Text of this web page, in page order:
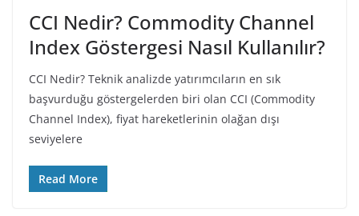
CCI Nedir? Commodity Channel
Index Göstergesi Nasıl Kullanılır?
CCI Nedir? Teknik analizde yatırımcıların en sık
başvurduğu göstergelerden biri olan CCI (Commodity
Channel Index), fiyat hareketlerinin olağan dışı
seviyelere
Read More